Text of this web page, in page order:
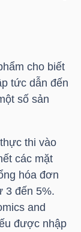
cho biết
tức dẫn đến
số sản
thi vào
các mặt
hóa đơn
3 đến 5%.
and
được nhập